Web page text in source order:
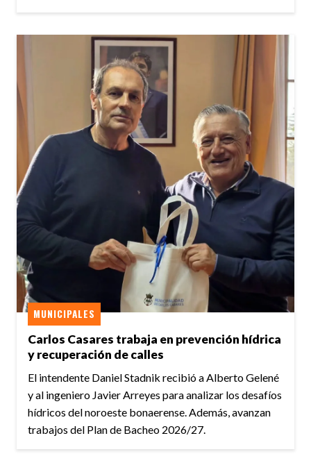
Carlos Casares trabaja en prevención hídrica
y recuperación de calles
MUNICIPALES
El intendente Daniel Stadnik recibió a Alberto Gelené
y al ingeniero Javier Arreyes para analizar los desafíos
hídricos del noroeste bonaerense. Además, avanzan
trabajos del Plan de Bacheo 2026/27.